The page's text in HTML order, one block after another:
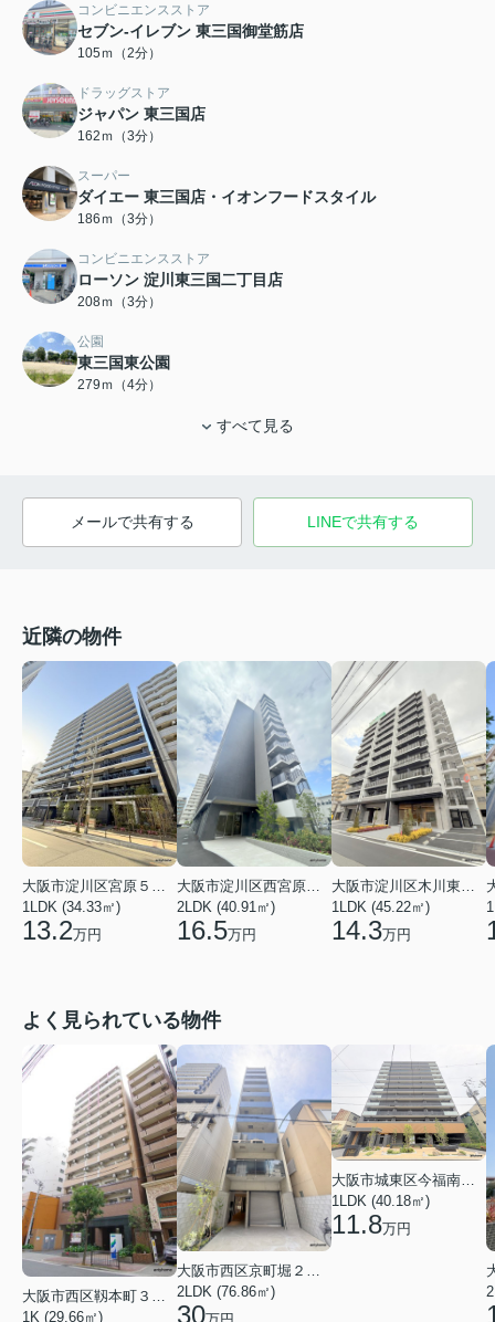
コンビニエンスストア
セブン-イレブン 東三国御堂筋店
105ｍ（2分）
ドラッグストア
ジャパン 東三国店
162ｍ（3分）
スーパー
ダイエー 東三国店・イオンフードスタイル
186ｍ（3分）
コンビニエンスストア
ローソン 淀川東三国二丁目店
208ｍ（3分）
公園
東三国東公園
279ｍ（4分）
すべて見る
メールで共有する LINEで共有する
近隣の物件
大阪市淀川区宮原５丁目
1LDK (34.33㎡)
13.2万円
大阪市淀川区西宮原２丁目
2LDK (40.91㎡)
16.5万円
大阪市淀川区木川東４丁目
1LDK (45.22㎡)
14.3万円
よく見られている物件
大阪市西区靱本町３丁目
1K (29.66㎡)
大阪市西区京町堀２丁目
2LDK (76.86㎡)
30
大阪市城東区今福南３丁目
1LDK (40.18㎡)
11.8万円